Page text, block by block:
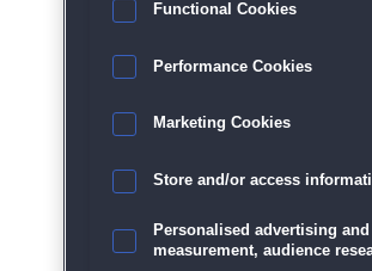
Functional Cookies
Performance Cookies
Marketing Cookies
Store and/or access
Personalised advertising
measurement, audience